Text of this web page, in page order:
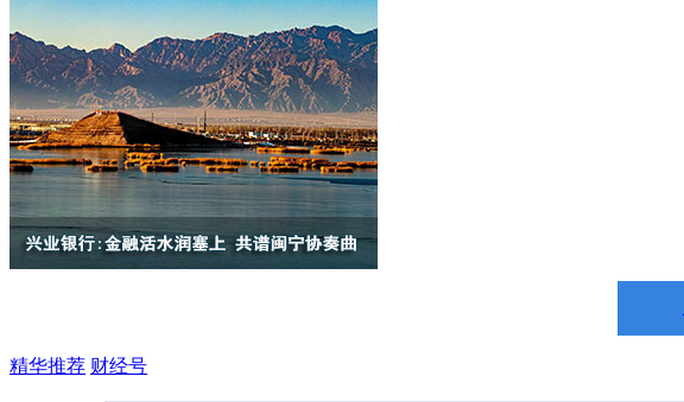
精华推荐 财经号